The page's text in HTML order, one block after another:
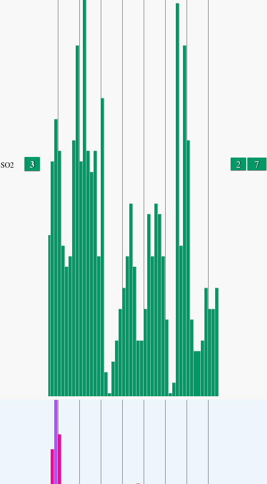
SO2 3 2 7